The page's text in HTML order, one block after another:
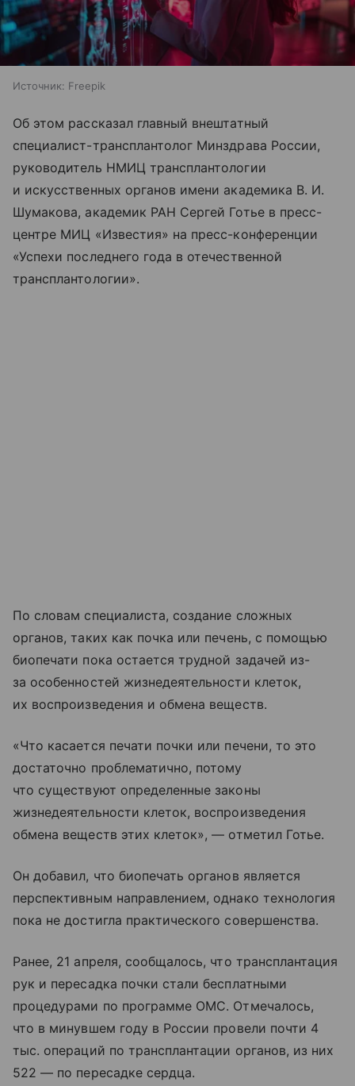
Источник: Freepik
Об этом рассказал главный внештатный
специалист-трансплантолог Минздрава России,
руководитель НМИЦ трансплантологии
и искусственных органов имени академика В. И.
Шумакова, академик РАН Сергей Готье в пресс-
центре МИЦ «Известия» на пресс-конференции
«Успехи последнего года в отечественной
трансплантологии».
По словам специалиста, создание сложных
органов, таких как почка или печень, с помощью
биопечати пока остается трудной задачей из-
за особенностей жизнедеятельности клеток,
их воспроизведения и обмена веществ.
«Что касается печати почки или печени, то это
достаточно проблематично, потому
что существуют определенные законы
жизнедеятельности клеток, воспроизведения
обмена веществ этих клеток», — отметил Готье.
Он добавил, что биопечать органов является
перспективным направлением, однако технология
пока не достигла практического совершенства.
Ранее, 21 апреля, сообщалось, что трансплантация
рук и пересадка почки стали бесплатными
процедурами по программе ОМС. Отмечалось,
что в минувшем году в России провели почти 4
тыс. операций по трансплантации органов, из них
522 — по пересадке сердца.